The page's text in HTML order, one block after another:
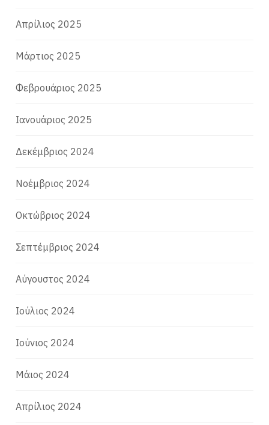
Απρίλιος 2025
Μάρτιος 2025
Φεβρουάριος 2025
Ιανουάριος 2025
Δεκέμβριος 2024
Νοέμβριος 2024
Οκτώβριος 2024
Σεπτέμβριος 2024
Αύγουστος 2024
Ιούλιος 2024
Ιούνιος 2024
Μάιος 2024
Απρίλιος 2024